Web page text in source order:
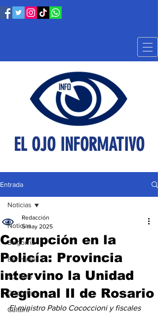
EL OJO INFORMATIVO
Entrada
Noticias
Baigorria
Bermúdez
Sociales
Deportes
Cultura
Noticias
Corrupción en la
Policía: Provincia
intervino la Unidad
Regional II de Rosario
Redacción
5 may 2025
El ministro Pablo Cococcioni y fiscales